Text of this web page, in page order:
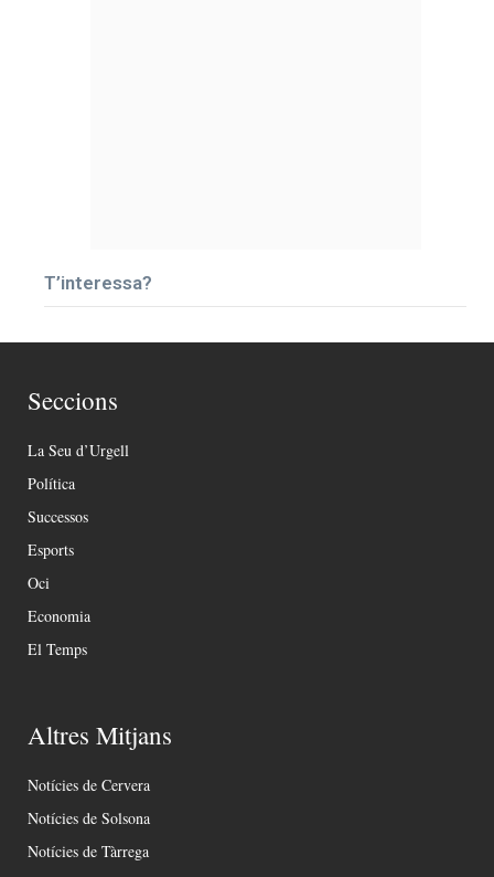
T’interessa?
Seccions
La Seu d’Urgell
Política
Successos
Esports
Oci
Economia
El Temps
Altres Mitjans
Notícies de Cervera
Notícies de Solsona
Notícies de Tàrrega